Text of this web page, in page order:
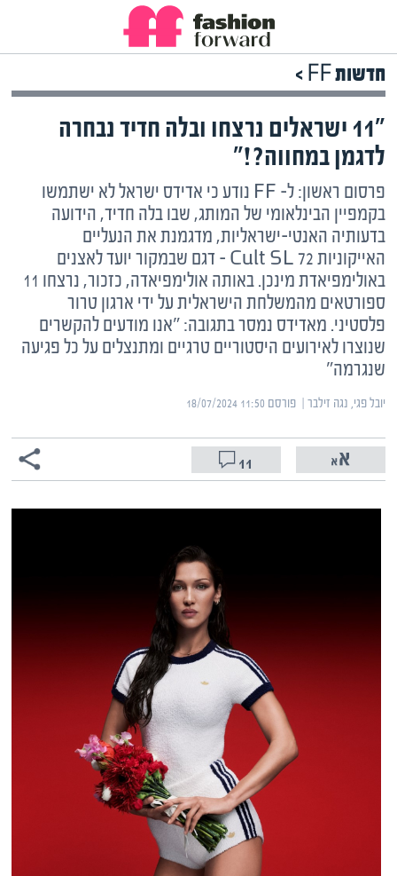
חדשות FF >
"11 ישראלים נרצחו ובלה חדיד נבחרה
לדגמן במחווה?!"
פרסום ראשון: ל- FF נודע כי אדידס ישראל לא ישתמשו
בקמפיין הבינלאומי של המותג, שבו בלה חדיד, הידועה
בדעותיה האנטי-ישראליות, מדגמנת את הנעליים
האייקוניות Cult SL 72 – דגם שבמקור יועד לאצנים
באולימפיאדת מינכן. באותה אולימפיאדה, כזכור, נרצחו 11
ספורטאים מהמשלחת הישראלית על ידי ארגון טרור
פלסטיני. מאדידס נמסר בתגובה: "אנו מודעים להקשרים
שנוצרו לאירועים היסטוריים טרגיים ומתנצלים על כל פגיעה
שנגרמה"
יובל פגי, נגה זילבר | ‏פורסם ‎18/07/2024 11:50
11